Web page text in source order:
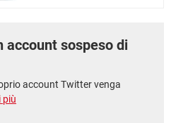
account sospeso di
account Twitter venga
più